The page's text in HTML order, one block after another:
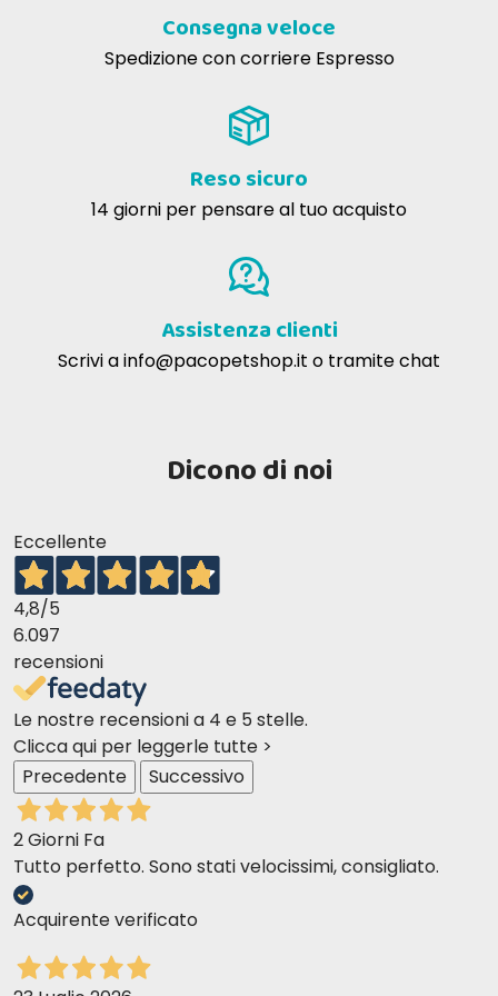
Consegna veloce
Spedizione con corriere Espresso
Reso sicuro
14 giorni per pensare al tuo acquisto
Assistenza clienti
Scrivi ainfo@pacopetshop.it o tramite chat
Dicono di noi
Eccellente
4,8/5
6.097
recensioni
Le nostre recensioni a 4 e 5 stelle.
Clicca qui per leggerle tutte >
Precedente
Successivo
2 Giorni Fa
Tutto perfetto. Sono stati velocissimi, consigliato.
Acquirente verificato